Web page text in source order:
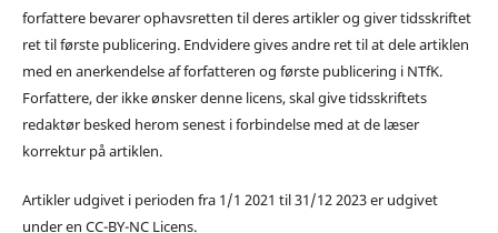
forfattere bevarer ophavsretten til deres artikler og giver tidsskriftet
ret til første publicering. Endvidere gives andre ret til at dele artiklen
med en anerkendelse af forfatteren og første publicering i NTfK.
Forfattere, der ikke ønsker denne licens, skal give tidsskriftets
redaktør besked herom senest i forbindelse med at de læser
korrektur på artiklen.
Artikler udgivet i perioden fra 1/1 2021 til 31/12 2023 er udgivet
under en CC-BY-NC Licens.